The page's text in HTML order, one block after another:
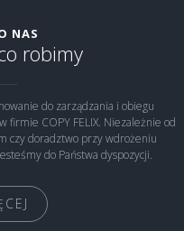
NAS
robimy
do zarządzania i obiegu
firmie COPY FELIX. Niezależnie od
czy doradztwo przy wdrożeniu
do Państwa dyspozycji.